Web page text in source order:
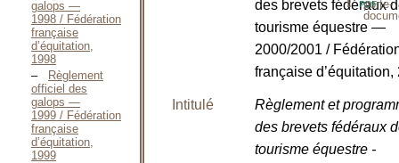
galops —
1998 / Fédération
française
d’équitation,
1998
Règlement
officiel des
galops —
1999 / Fédération
française
d’équitation,
1999
porte-
PDF
des brevets fédéraux
tourisme équestre —
2000/2001 /
française d’équitation,
Intitulé
Règlement et
des brevets fédéraux
tourisme équestre -